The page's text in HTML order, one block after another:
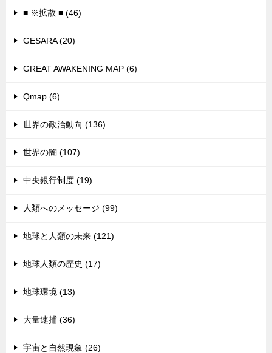
■ ※拡散 ■ (46)
GESARA (20)
GREAT AWAKENING MAP (6)
Qmap (6)
世界の政治動向 (136)
世界の闇 (107)
中央銀行制度 (19)
人類へのメッセージ (99)
地球と人類の未来 (121)
地球人類の歴史 (17)
地球環境 (13)
大量逮捕 (36)
宇宙と自然現象 (26)